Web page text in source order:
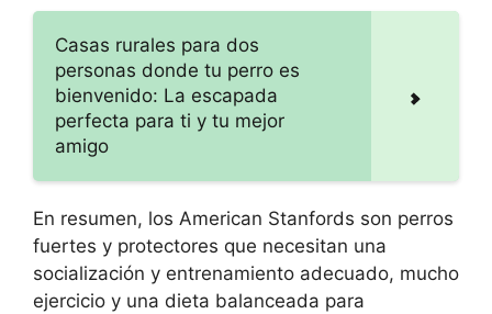
Casas rurales para dos
personas donde tu perro es
bienvenido: La escapada
perfecta para ti y tu mejor
amigo
En resumen, los American Stanfords son perros
fuertes y protectores que necesitan una
socialización y entrenamiento adecuado, mucho
ejercicio y una dieta balanceada para